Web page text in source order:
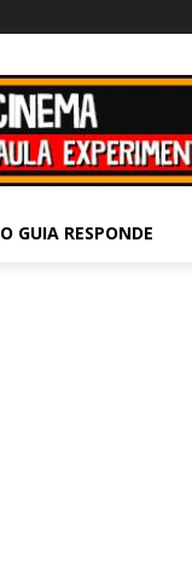
O GUIA RESPONDE